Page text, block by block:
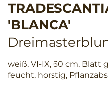
'BLANCA'
weiß, VI-IX, 60 cm, Blatt
feucht, horstig,